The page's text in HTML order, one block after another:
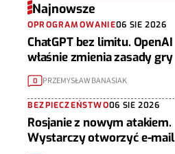
Najnowsze
OPROGRAMOWANIE06 SIE 2026
ChatGPT bez limitu. OpenAI
właśnie zmienia zasady gry
0 PRZEMYSŁAW BANASIAK
BEZPIECZEŃSTWO06 SIE 2026
Rosjanie z nowym atakiem.
Wystarczy otworzyć e-mail